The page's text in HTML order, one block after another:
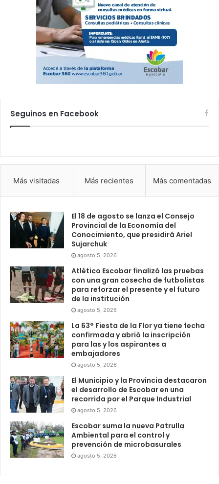
Seguinos en Facebook
Más visitadas Más recientes Más comentadas
El 18 de agosto se lanza el Consejo
Provincial de la Economía del
Conocimiento, que presidirá Ariel
Sujarchuk
agosto 5, 2026
Atlético Escobar finalizó las pruebas
con una gran cosecha de futbolistas
para reforzar el presente y el futuro
de la institución
agosto 5, 2026
La 63° Fiesta de la Flor ya tiene fecha
confirmada y abrió la inscripción
para las y los aspirantes a
embajadores
agosto 5, 2026
El Municipio y la Provincia destacaron
el desarrollo de Escobar en una
recorrida por el Parque Industrial
agosto 5, 2026
Escobar suma la nueva Patrulla
Ambiental para el control y
prevención de microbasurales
agosto 5, 2026